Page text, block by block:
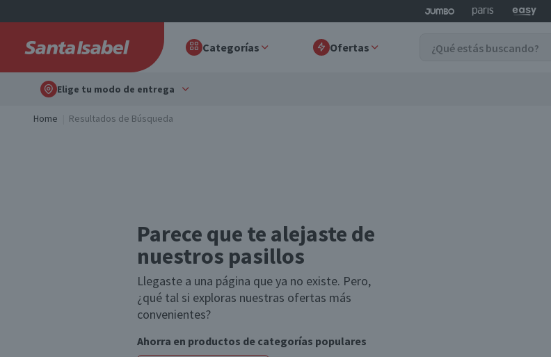
Categorías Ofertas
Elige tu modo de entrega
Home Resultados de Búsqueda
Parece que te alejaste de
nuestros pasillos
Llegaste a una página que ya no existe. Pero,
¿qué tal si exploras nuestras ofertas más
convenientes?
Ahorra en productos de categorías populares